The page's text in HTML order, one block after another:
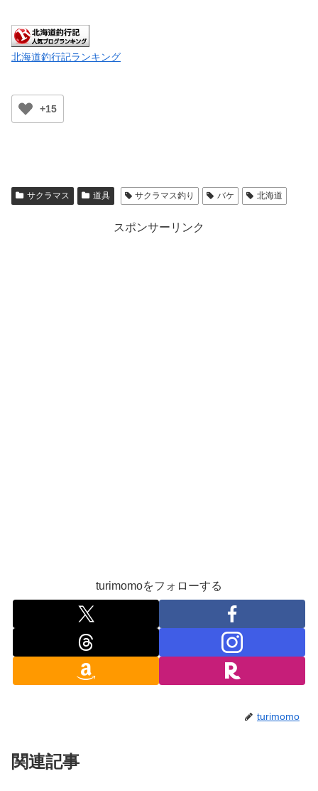
北海道釣行記ランキング
+15
サクラマス 道具 サクラマス釣り バケ 北海道
スポンサーリンク
turimomoをフォローする
turimomo
関連記事